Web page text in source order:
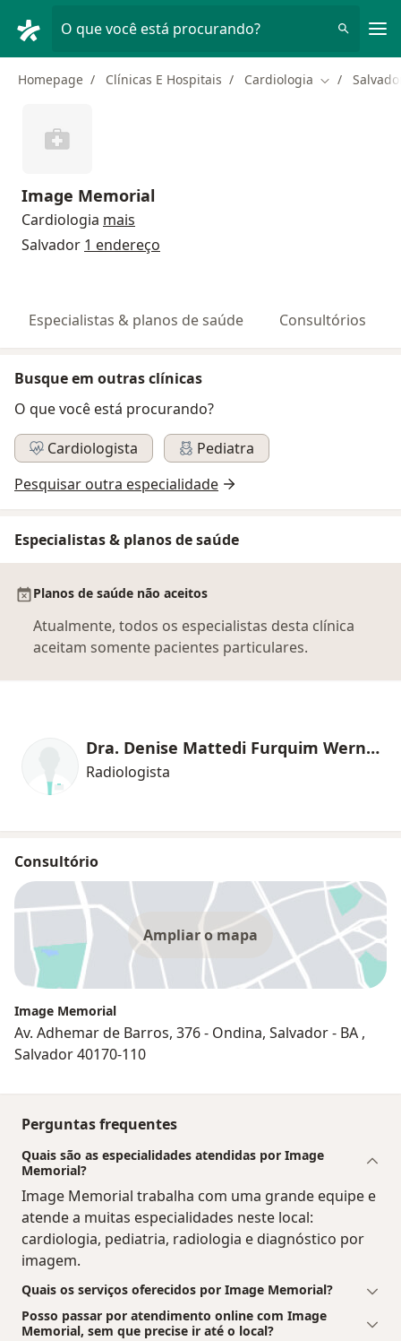
O que você está procurando?
Homepage Clínicas E Hospitais Cardiologia Mudar de
Image Memorial
Cardiologia mais
Salvador 1 endereço
Especialistas & planos de saúde Consultórios
Busque em outras clínicas
O que você está procurando?
Cardiologista
Pediatra
Pesquisar outra especialidade
Especialistas & planos de saúde
Planos de saúde não aceitos
Atualmente, todos os especialistas desta clínica
aceitam somente pacientes particulares.
Dra. Denise Mattedi Furquim Werneck
Radiologista
Consultório
Ampliar o mapa
Image Memorial
Av. Adhemar de Barros, 376 - Ondina, Salvador - BA ,
Salvador 40170-110
Perguntas frequentes
Quais são as especialidades atendidas por Image
Memorial?
Image Memorial trabalha com uma grande equipe e
atende a muitas especialidades neste local:
cardiologia, pediatria, radiologia e diagnóstico por
imagem.
Quais os serviços oferecidos por Image Memorial?
Posso passar por atendimento online com Image
Memorial, sem que precise ir até o local?